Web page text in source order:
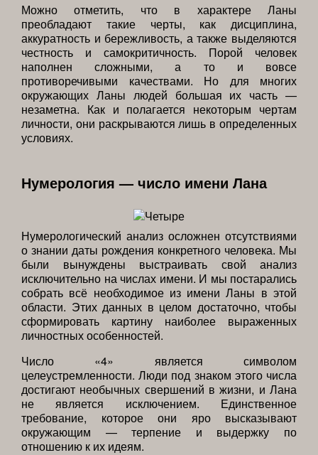
Можно отметить, что в характере Ланы
преобладают такие черты, как дисциплина,
аккуратность и бережливость, а также выделяются
честность и самокритичность. Порой человек
наполнен сложными, а то и вовсе
противоречивыми качествами. Но для многих
окружающих Ланы людей большая их часть —
незаметна. Как и полагается некоторым чертам
личности, они раскрываются лишь в определенных
условиях.
Нумерология — число имени Лана
Нумерологический анализ осложнен отсутствиями
о знании даты рождения конкретного человека. Мы
были вынуждены выстраивать свой анализ
исключительно на числах имени. И мы постарались
собрать всё необходимое из имени Ланы в этой
области. Этих данных в целом достаточно, чтобы
сформировать картину наиболее выраженных
личностных особенностей.
Число «4» является символом
целеустремленности. Люди под знаком этого числа
достигают необычных свершений в жизни, и Лана
не является исключением. Единственное
требование, которое они яро высказывают
окружающим — терпение и выдержку по
отношению к их идеям.